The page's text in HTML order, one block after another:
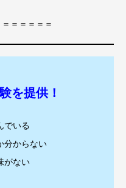
＝＝＝＝＝
を提供！
でいる
分からない
がない